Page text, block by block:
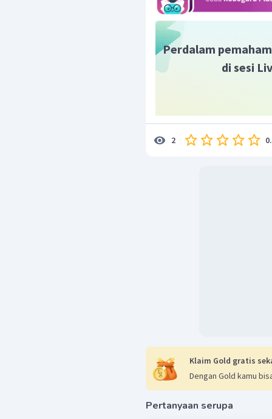
Perdalam
di sesi
2
Klaim Gold gratis
Dengan Gold kamu
Pertanyaan serupa